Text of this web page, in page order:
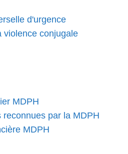
d'urgence
violence conjugale
MDPH
par la MDPH
MDPH